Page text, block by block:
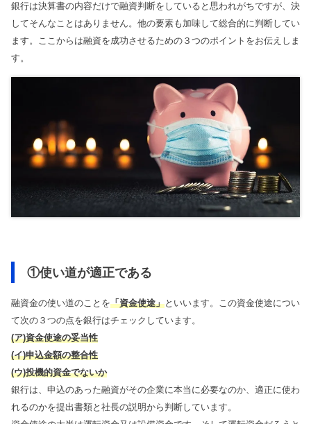
銀行は決算書の内容だけで融資判断をしていると思われがちですが、決
してそんなことはありません。他の要素も加味して総合的に判断してい
ます。ここからは融資を成功させるための３つのポイントをお伝えしま
す。
①使い道が適正である
融資金の使い道のことを「資金使途」といいます。この資金使途につい
て次の３つの点を銀行はチェックしています。
(ア)資金使途の妥当性
(イ)申込金額の整合性
(ウ)投機的資金でないか
銀行は、申込のあった融資がその企業に本当に必要なのか、適正に使わ
れるのかを提出書類と社長の説明から判断しています。